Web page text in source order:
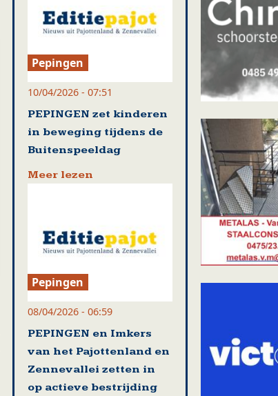
Pepingen
10/04/2026 - 07:51
PEPINGEN zet kinderen
in beweging tijdens de
Buitenspeeldag
Meer lezen
Pepingen
08/04/2026 - 06:59
PEPINGEN en Imkers
van het Pajottenland en
Zennevallei zetten in
op actieve bestrijding